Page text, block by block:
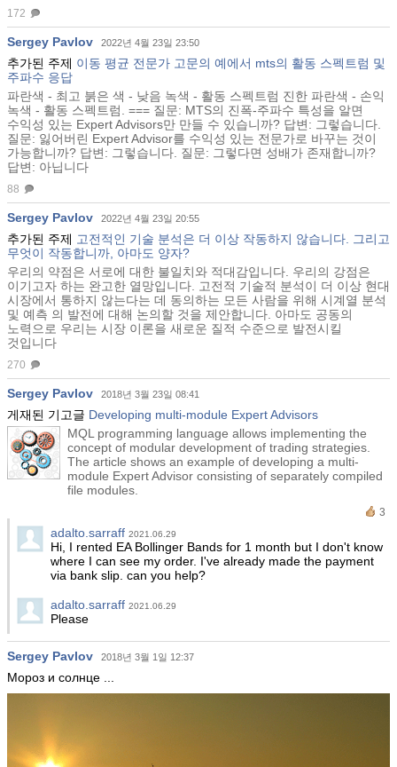
172
Sergey Pavlov 2022년 4월 23일 23:50
추가된 주제 이동 평균 전문가 고문의 예에서 mts의 활동 스펙트럼 및
주파수 응답
파란색 - 최고 붉은 색 - 낮음 녹색 - 활동 스펙트럼 진한 파란색 - 손익
녹색 - 활동 스펙트럼. === 질문: MTS의 진폭-주파수 특성을 알면
수익성 있는 Expert Advisors만 만들 수 있습니까? 답변: 그렇습니다.
질문: 잃어버린 Expert Advisor를 수익성 있는 전문가로 바꾸는 것이
가능합니까? 답변: 그렇습니다. 질문: 그렇다면 성배가 존재합니까?
답변: 아닙니다
88
Sergey Pavlov 2022년 4월 23일 20:55
추가된 주제 고전적인 기술 분석은 더 이상 작동하지 않습니다. 그리고
무엇이 작동합니까, 아마도 양자?
우리의 약점은 서로에 대한 불일치와 적대감입니다. 우리의 강점은
이기고자 하는 완고한 열망입니다. 고전적 기술적 분석이 더 이상 현대
시장에서 통하지 않는다는 데 동의하는 모든 사람을 위해 시계열 분석
및 예측 의 발전에 대해 논의할 것을 제안합니다. 아마도 공동의
노력으로 우리는 시장 이론을 새로운 질적 수준으로 발전시킬
것입니다
270
Sergey Pavlov 2018년 3월 23일 08:41
게재된 기고글 Developing multi-module Expert Advisors
MQL programming language allows implementing the
concept of modular development of trading strategies.
The article shows an example of developing a multi-
module Expert Advisor consisting of separately compiled
file modules.
3
adalto.sarraff 2021.06.29
Hi, I rented EA Bollinger Bands for 1 month but I don't know
where I can see my order. I've already made the payment
via bank slip. can you help?
adalto.sarraff 2021.06.29
Please
Sergey Pavlov 2018년 3월 1일 12:37
Мороз и солнце ...